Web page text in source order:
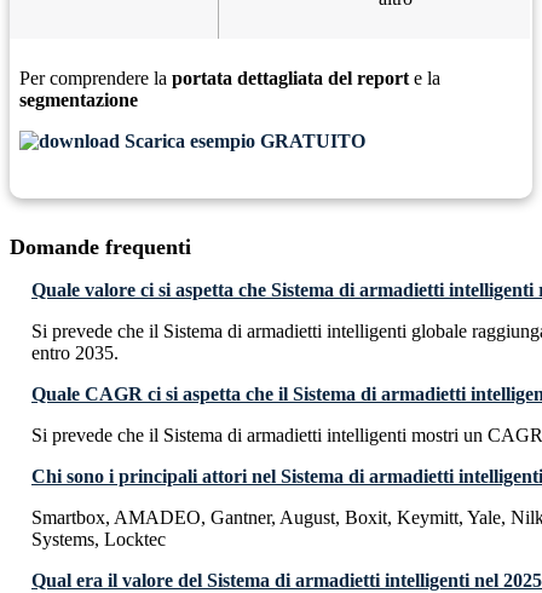
Per comprendere la portata dettagliata del report e la
segmentazione
Scarica esempio GRATUITO
Domande frequenti
Quale valore ci si aspetta che Sistema di armadietti intelligenti
Si prevede che il Sistema di armadietti intelligenti globale
entro 2035.
Quale CAGR ci si aspetta che il Sistema di armadietti
Si prevede che il Sistema di armadietti intelligenti mostri un
Chi sono i principali attori nel Sistema di armadietti
Smartbox, AMADEO, Gantner, August, Boxit, Keymitt, Yale,
Systems, Locktec
Qual era il valore del Sistema di armadietti intelligenti nel